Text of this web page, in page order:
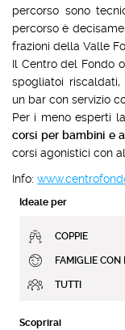
percorso sono
percorso è
frazioni della Valle
Il Centro del Fondo
spogliatoi
un bar con servizio
Per i meno esperti
corsi per bambini e
corsi agonistici con
Info:
Ideale per
COPPIE
FAMIGLIE CON
TUTTI
Scoprirai